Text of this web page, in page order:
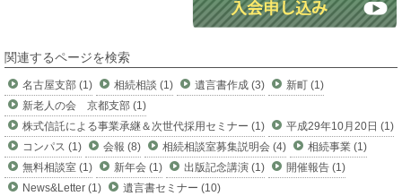
関連するページを検索
名古屋支部 (1) 相続相談 (1) 遺言書作成 (3)
新町 (1)
新老人の会 京都支部 (1)
株式信託による事業承継＆次世代採用セミナー (1)
平成29年10月20日 (1)
コンパス (1)
会報 (8) 相続相談室募集説明会 (4)
相続事業 (1)
無料相談室 (1)
新年会 (1) 出版記念講演 (1)
開催報告 (1)
News&Letter (1)
遺言書セミナー (10)